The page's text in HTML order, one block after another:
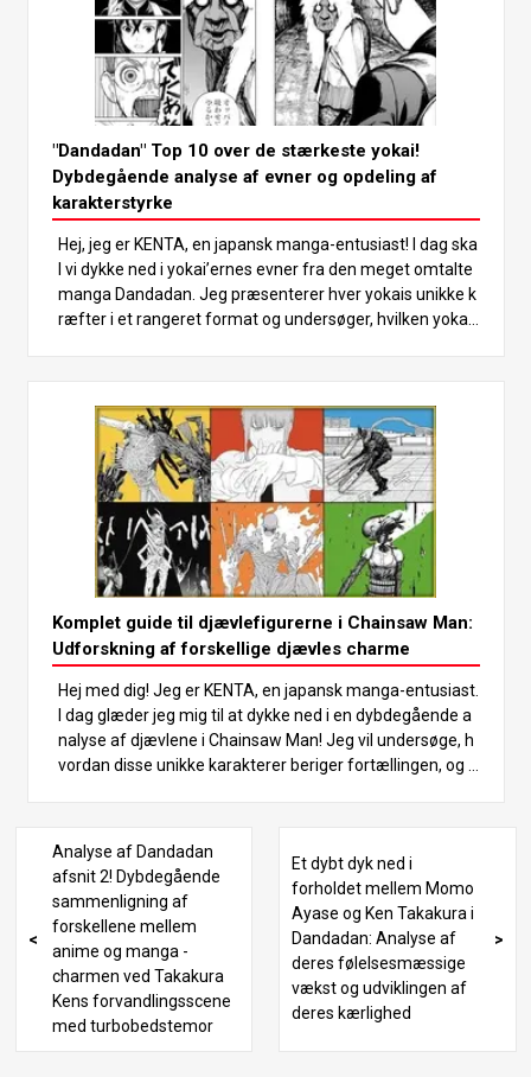
"Dandadan" Top 10 over de stærkeste yokai!
Dybdegående analyse af evner og opdeling af
karakterstyrke
Hej, jeg er KENTA, en japansk manga-entusiast! I dag ska
l vi dykke ned i yokai’ernes evner fra den meget omtalte
manga Dandadan. Jeg præsenterer hver yokais unikke k
ræfter i et rangeret format og undersøger, hvilken yokai
este yokai Yokai i Dandadan har alle særlige personlighe
der og evner, der adskiller dem fra hinanden. De har hver
især en unik kraft, og det er ikke let at sammenligne de
m. I denne artikel fokuserer vi på deres evner for at rang
ordne dem. Selv om alle disse yokai har kræfter, der er la
ngt større end menneskers, afhænger deres styrke i sids
te ende af, hvordan de bruger deres evner i kamp. #10 -
Taro (model af menneskekrop) Taro er en yokai med en
krop, der ligner en massiv menneskeformet model lavet
af sten. Hans største egenskab er hans utrolige fysiske s
tyrke. Han kan springe over 5 meter i højden og løbe med
en hastighed på 100 kilometer i timen, hvilket gør det næ
sten umuligt at flygte. Derudover har Taro evnen til at de
konstruere og rekonstruere sin krop, så han kan modstå
kraftige angreb.
Komplet guide til djævlefigurerne i Chainsaw Man:
Udforskning af forskellige djævles charme
Hej med dig! Jeg er KENTA, en japansk manga-entusiast.
I dag glæder jeg mig til at dykke ned i en dybdegående a
nalyse af djævlene i Chainsaw Man! Jeg vil undersøge, h
vordan disse unikke karakterer beriger fortællingen, og h
matdjævelen Tomatdjævelen dukker op i begyndelsen a
f det første kapitel og har en bizar form med mange øjn
e og hænder, der stikker ud af en gigantisk tomat. Denne
djævel har evnen til at genopstå fra sine frø, som skal eli
mineres. Ved at forvandle en hverdagsgenstand som en
tomat til et symbol på frygt, viser den mangfoldigheden
af djævle i historien. Zombie-djævelen Zombiedjævelen,
Analyse af Dandadan
afsnit 2! Dybdegående
sammenligning af
forskellene mellem
anime og manga -
charmen ved Takakura
Kens forvandlingsscene
med turbobedstemor
Et dybt dyk ned i
forholdet mellem Momo
Ayase og Ken Takakura i
Dandadan: Analyse af
deres følelsesmæssige
vækst og udviklingen af
deres kærlighed